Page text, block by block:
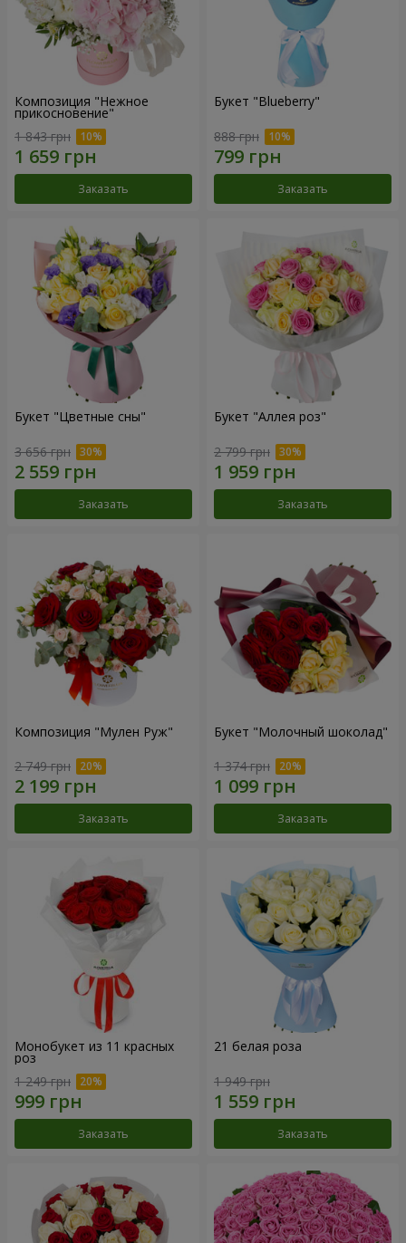
Композиция "Нежное
прикосновение"
1 843 грн
Заказать
Букет "Blueberry"
888 грн
Заказать
Букет "Цветные сны"
3 656 грн
Заказать
Букет "Аллея роз"
2 799 грн
Заказать
Композиция "Мулен Руж"
2 749 грн
Заказать
Букет "Молочный шоколад"
1 374 грн
Заказать
Монобукет из 11 красных
роз
1 249 грн
Заказать
21 белая роза
1 949 грн
Заказать